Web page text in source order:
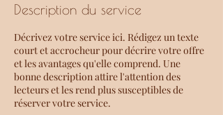
Description du service
Décrivez votre service ici. Rédigez un texte
court et accrocheur pour décrire votre offre
et les avantages qu'elle comprend. Une
bonne description attire l'attention des
lecteurs et les rend plus susceptibles de
réserver votre service.